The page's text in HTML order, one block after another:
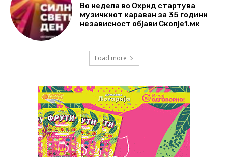
Во недела во Охрид стартува
музичкиот караван за 35 години
независност објави Скопје1.мк
Load more